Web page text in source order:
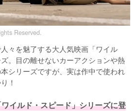
Reserved.
々を魅了する大人気映画「ワイル
。目の離せないカーアクションや熱
シリーズですが、実は作中で使われ
！
イルド・スピード」シリーズに登